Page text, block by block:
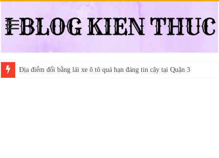
Địa điểm đổi bằng lái xe ô tô quá hạn đáng tin cậy tại Quận 3